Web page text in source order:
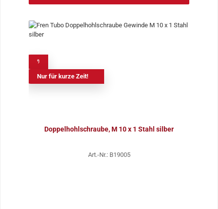
Nur für kurze Zeit!
Doppelhohlschraube, M 10 x 1 Stahl silber
Art.-Nr.: B19005